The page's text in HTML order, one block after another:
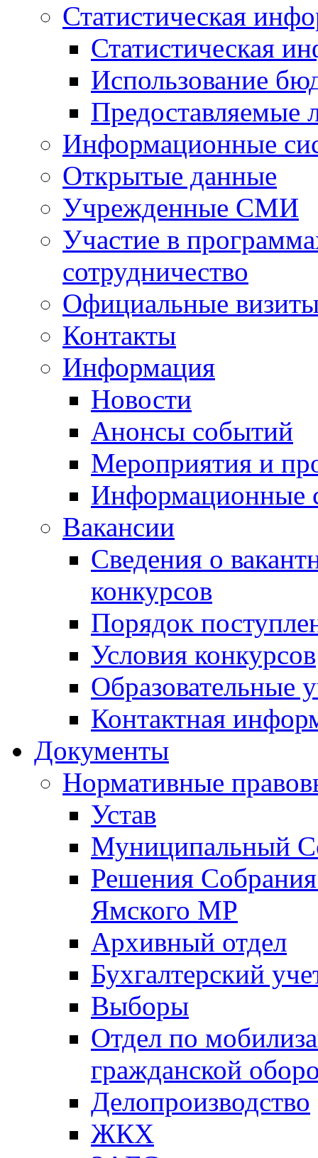
Статистическая
Статистическая
Использование
Предоставляемые
Информационные
Открытые данные
Учрежденные СМИ
Участие в
сотрудничество
Официальные
Контакты
Информация
Новости
Анонсы событий
Мероприятия и
Информационные
Вакансии
Сведения о
конкурсов
Порядок
Условия конкурсов
Образовательные
Контактная
Документы
Нормативные
Устав
Муниципальный
Решения
Ямского МР
Архивный отдел
Бухгалтерский
Выборы
Отдел по
гражданской
Делопроизводство
ЖКХ